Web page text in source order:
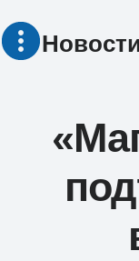
Перейти